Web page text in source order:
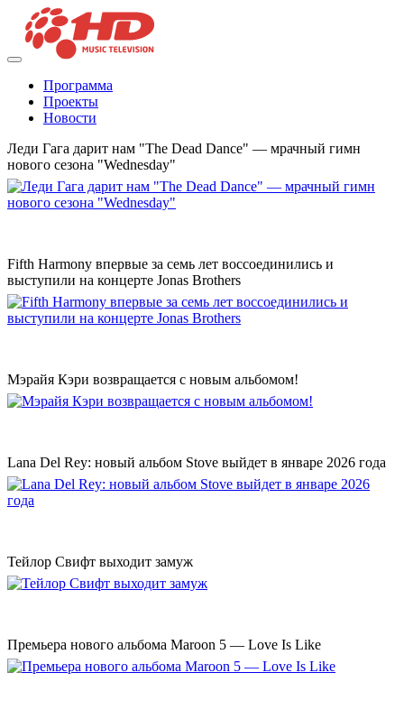
Программа
Проекты
Новости
Леди Гага дарит нам "The Dead Dance" — мрачный гимн
нового сезона "Wednesday"
Fifth Harmony впервые за семь лет воссоединились и
выступили на концерте Jonas Brothers
Мэрайя Кэри возвращается с новым альбомом!
Lana Del Rey: новый альбом Stove выйдет в январе 2026 года
Тейлор Свифт выходит замуж
Премьера нового альбома Maroon 5 — Love Is Like